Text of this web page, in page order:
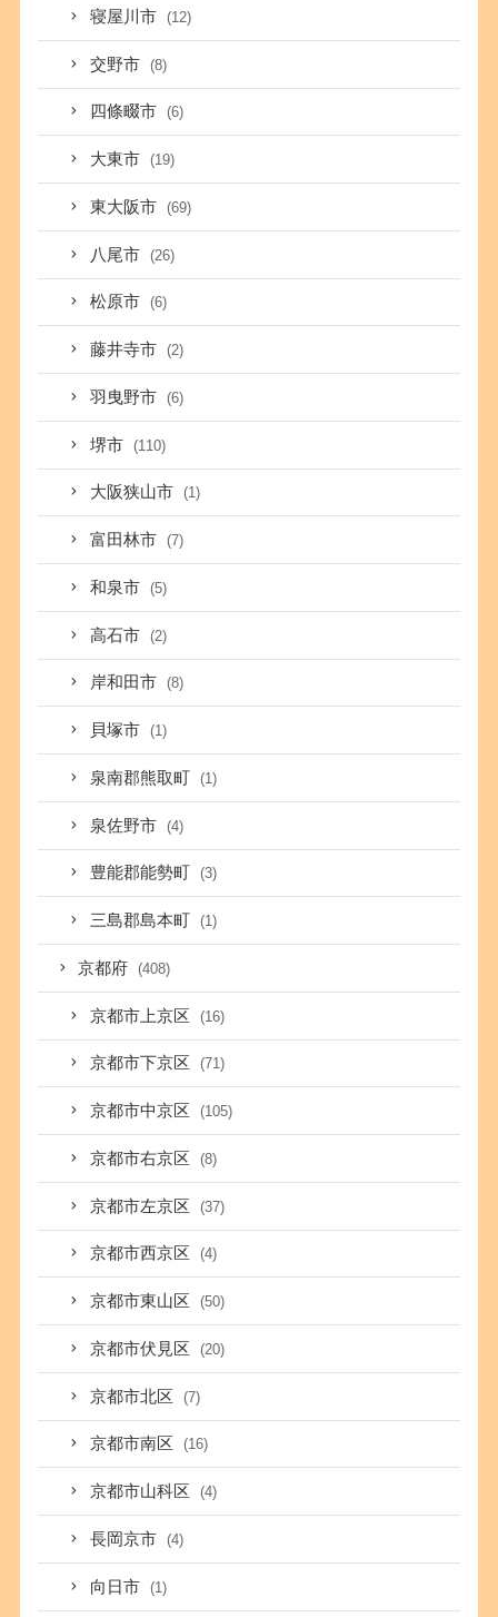
寝屋川市 (12)
交野市 (8)
四條畷市 (6)
大東市 (19)
東大阪市 (69)
八尾市 (26)
松原市 (6)
藤井寺市 (2)
羽曳野市 (6)
堺市 (110)
大阪狭山市 (1)
富田林市 (7)
和泉市 (5)
高石市 (2)
岸和田市 (8)
貝塚市 (1)
泉南郡熊取町 (1)
泉佐野市 (4)
豊能郡能勢町 (3)
三島郡島本町 (1)
京都府 (408)
京都市上京区 (16)
京都市下京区 (71)
京都市中京区 (105)
京都市右京区 (8)
京都市左京区 (37)
京都市西京区 (4)
京都市東山区 (50)
京都市伏見区 (20)
京都市北区 (7)
京都市南区 (16)
京都市山科区 (4)
長岡京市 (4)
向日市 (1)